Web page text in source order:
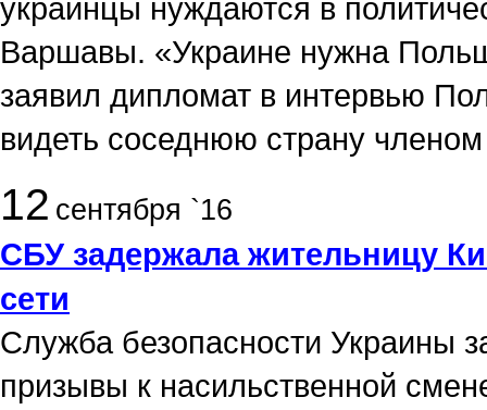
украинцы нуждаются в
Варшавы. «Украине нужна
заявил дипломат в интервью
видеть соседнюю страну
12 сентября `16
СБУ задержала жительницу
сети
Служба безопасности Украины
призывы к насильственной